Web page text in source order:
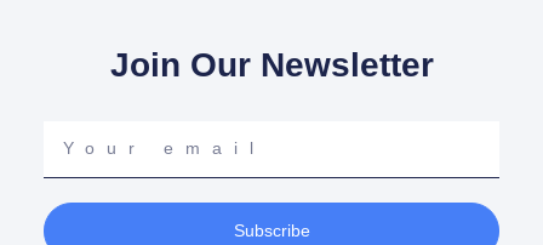
Join Our Newsletter
email
Subscribe